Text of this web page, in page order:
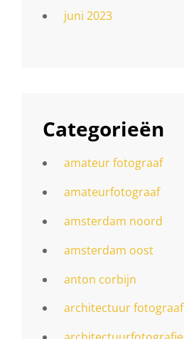
juni 2023
Categorieën
amateur fotograaf
amateurfotograaf
amsterdam noord
amsterdam oost
anton corbijn
architectuur fotograaf